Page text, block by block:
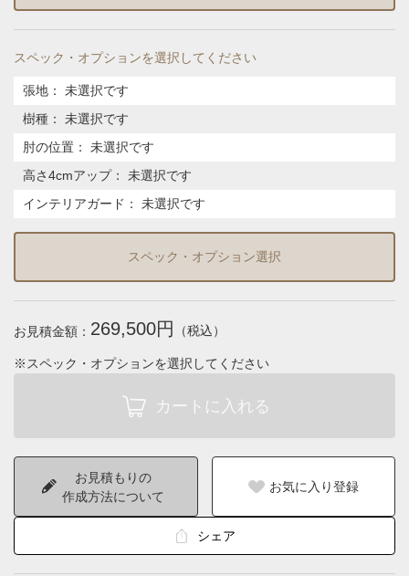
スペック・オプションを選択してください
張地 ：
未選択です
樹種 ：
未選択です
肘の位置 ：
未選択です
高さ4cmアップ：
未選択です
インテリアガード ： 未選択です
スペック・オプション選択
お見積金額： 269,500円 （税込）
※スペック・オプションを選択してください
お見積もりの
作成方法について
お気に入り登録
シェア